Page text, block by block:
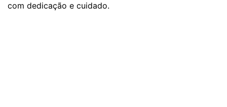
com dedicação e cuidado.